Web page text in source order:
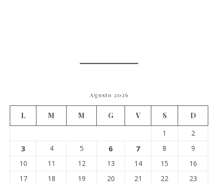
Agosto 2026
L M M G V S
D
1
2
3 4 5 6 7 8
9
10
11 12 13 14 15
16
17
18 19 20 21 22
23